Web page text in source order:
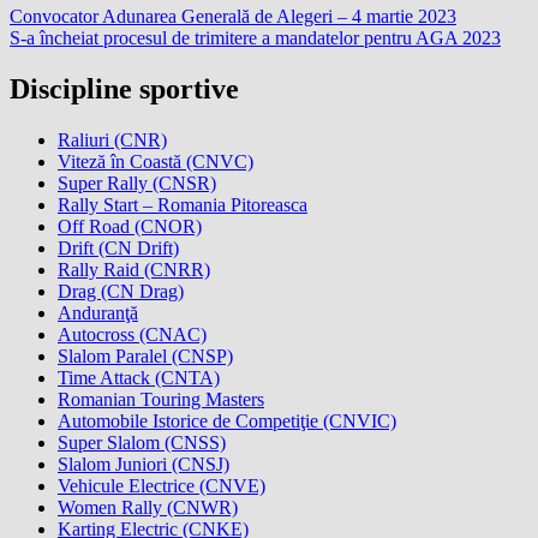
Convocator Adunarea Generală de Alegeri – 4 martie 2023
S-a încheiat procesul de trimitere a mandatelor pentru AGA 2023
Discipline sportive
Raliuri (CNR)
Viteză în Coastă (CNVC)
Super Rally (CNSR)
Rally Start – Romania Pitoreasca
Off Road (CNOR)
Drift (CN Drift)
Rally Raid (CNRR)
Drag (CN Drag)
Anduranţă
Autocross (CNAC)
Slalom Paralel (CNSP)
Time Attack (CNTA)
Romanian Touring Masters
Automobile Istorice de Competiţie (CNVIC)
Super Slalom (CNSS)
Slalom Juniori (CNSJ)
Vehicule Electrice (CNVE)
Women Rally (CNWR)
Karting Electric (CNKE)